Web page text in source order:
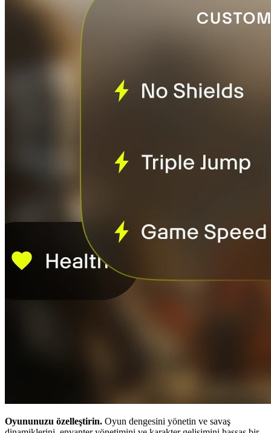
Oyununuzu özelleştirin. Oyun dengesini yönetin ve savaş